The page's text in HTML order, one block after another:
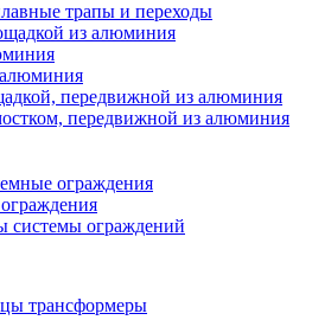
трапы и переходы
из алюминия
передвижной из алюминия
передвижной из алюминия
ограждения
системы ограждений
трансформеры